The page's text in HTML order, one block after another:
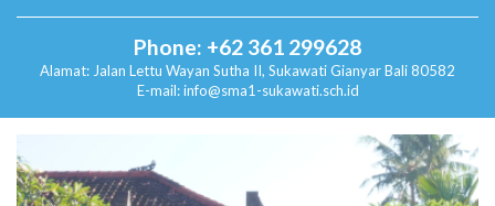
Phone: +62 361 299628
Alamat: Jalan Lettu Wayan Sutha II, SukawatiGianyar Bali 80582
E-mail: info@sma1-sukawati.sch.id